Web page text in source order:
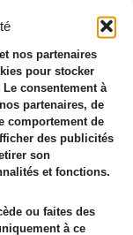
nos partenaires
pour stocker
consentement à
partenaires, de
comportement de
des publicités
son
et fonctions.
ou faites des
à ce
Suivant→